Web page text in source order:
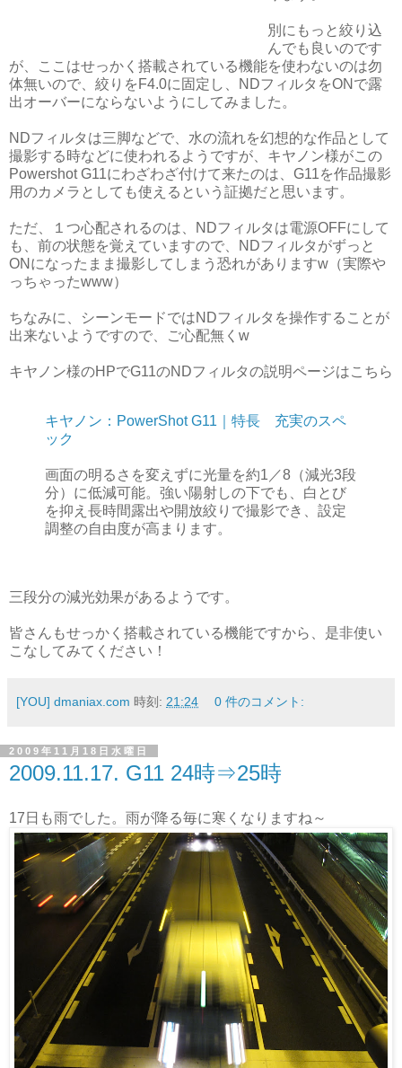
別にもっと絞り込
んでも良いのです
が、ここはせっかく搭載されている機能を使わないのは勿
体無いので、絞りをF4.0に固定し、NDフィルタをONで露
出オーバーにならないようにしてみました。
NDフィルタは三脚などで、水の流れを幻想的な作品として
撮影する時などに使われるようですが、キヤノン様がこの
Powershot G11にわざわざ付けて来たのは、G11を作品撮影
用のカメラとしても使えるという証拠だと思います。
ただ、１つ心配されるのは、NDフィルタは電源OFFにして
も、前の状態を覚えていますので、NDフィルタがずっと
ONになったまま撮影してしまう恐れがありますw（実際や
っちゃったwww）
ちなみに、シーンモードではNDフィルタを操作することが
出来ないようですので、ご心配無くw
キヤノン様のHPでG11のNDフィルタの説明ページはこちら
キヤノン：PowerShot G11｜特長 充実のスペ
ック
画面の明るさを変えずに光量を約1／8（減光3段
分）に低減可能。強い陽射しの下でも、白とび
を抑え長時間露出や開放絞りで撮影でき、設定
調整の自由度が高まります。
三段分の減光効果があるようです。
皆さんもせっかく搭載されている機能ですから、是非使い
こなしてみてください！
[YOU] dmaniax.com 時刻: 21:24 0 件のコメント:
2009年11月18日水曜日
2009.11.17. G11 24時⇒25時
17日も雨でした。雨が降る毎に寒くなりますね～